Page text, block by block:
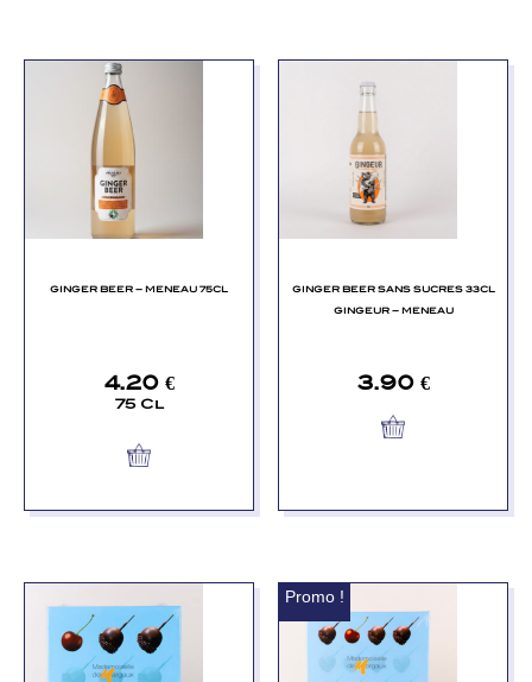
GINGER BEER – MENEAU 75CL
4.20 €
75 Cl
GINGER BEER SANS SUCRES 33CL
GINGEUR – MENEAU
3.90 €
Promo !